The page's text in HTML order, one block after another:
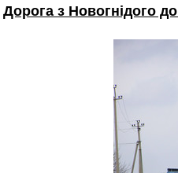
Дорога з Новогнідого